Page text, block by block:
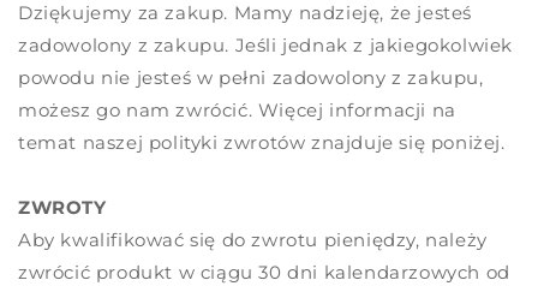
Dziękujemy za zakup. Mamy nadzieję, że jesteś
zadowolony z zakupu. Jeśli jednak z jakiegokolwiek
powodu nie jesteś w pełni zadowolony z zakupu,
możesz go nam zwrócić. Więcej informacji na
temat naszej polityki zwrotów znajduje się poniżej.
ZWROTY
Aby kwalifikować się do zwrotu pieniędzy, należy
zwrócić produkt w ciągu 30 dni kalendarzowych od